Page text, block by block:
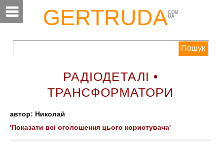
GERTRUDACOM
UA
РАДІОДЕТАЛІ •
ТРАНСФОРМАТОРИ
автор: Николай
'Показати всі оголошення цього користувача'